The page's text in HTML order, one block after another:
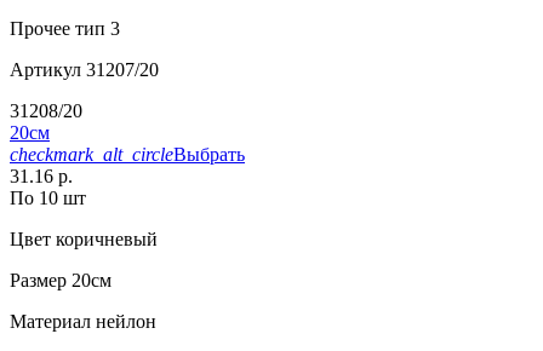
Прочее тип 3
Артикул 31207/20
31208/20
20см
checkmark_alt_circleВыбрать
31.16 р.
По 10 шт
Цвет коричневый
Размер 20см
Материал нейлон